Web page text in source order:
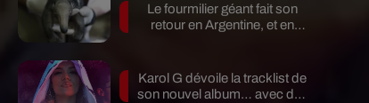
Le fourmilier géant fait son
retour en Argentine, et en
Karol G dévoile la tracklist de
son nouvel album… avec des